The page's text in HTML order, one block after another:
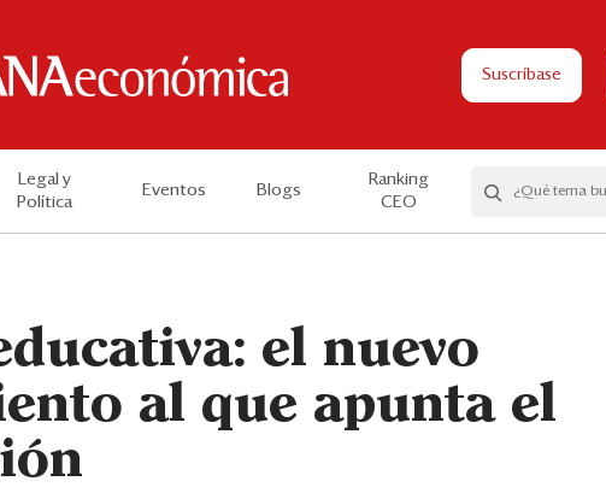
Suscríbase
Legal y
Política
Eventos Blogs
Ranking
CEO
el nuevo
al que apunta el